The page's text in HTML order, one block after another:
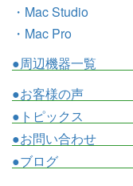
・Mac Studio
・Mac Pro
●周辺機器一覧
●お客様の声
●トピックス
●お問い合わせ
●ブログ